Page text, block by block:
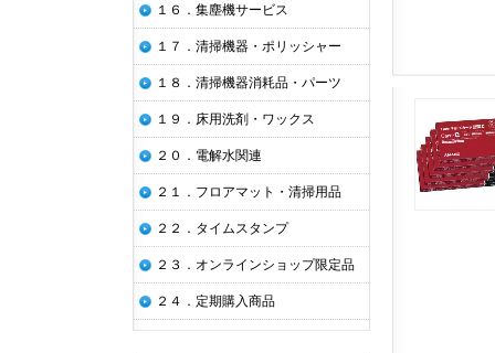
１６．集塵機サービス
１７．清掃機器・ポリッシャー
１８．清掃機器消耗品・パーツ
１９．床用洗剤・ワックス
２０．電解水関連
２１．フロアマット・清掃用品
２２．タイムスタンプ
２３．オンラインショップ限定品
２４．定期購入商品